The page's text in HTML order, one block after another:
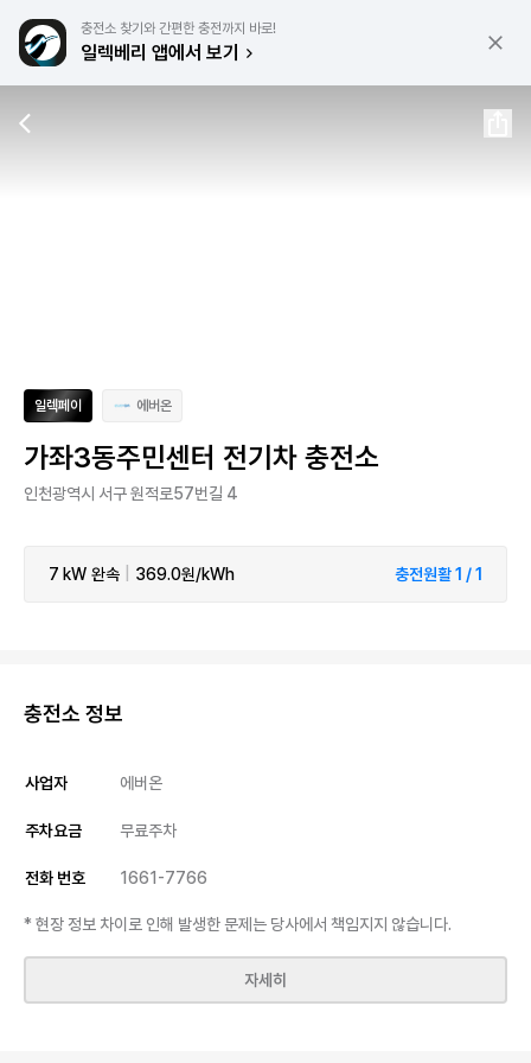
충전소 찾기와 간편한 충전까지 바로!
일렉베리 앱에서 보기
일렉페이 에버온
가좌3동주민센터 전기차 충전소
인천광역시 서구 원적로57번길 4
7 kW 완속 369.0원/kWh 충전원활 1 / 1
충전소 정보
사업자 에버온
주차요금 무료주차
전화 번호 1661-7766
* 현장 정보 차이로 인해 발생한 문제는 당사에서 책임지지 않습니다.
자세히